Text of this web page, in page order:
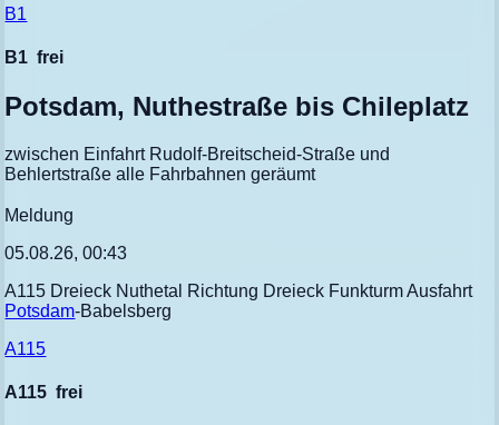
B1
B1 frei
Potsdam, Nuthestraße bis Chileplatz
zwischen Einfahrt Rudolf-Breitscheid-Straße und
Behlertstraße alle Fahrbahnen geräumt
Meldung
05.08.26, 00:43
A115 Dreieck Nuthetal Richtung Dreieck Funkturm Ausfahrt
Potsdam-Babelsberg
A115
A115 frei